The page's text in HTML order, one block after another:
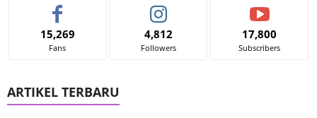
15,269
Fans
4,812
Followers
17,800
Subscribers
ARTIKEL TERBARU